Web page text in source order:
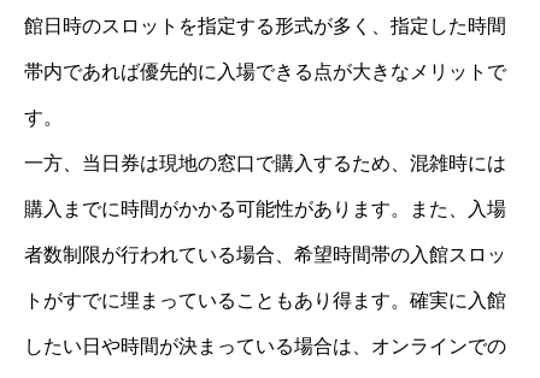
館日時のスロットを指定する形式が多く、指定した時間
帯内であれば優先的に入場できる点が大きなメリットで
す。
一方、当日券は現地の窓口で購入するため、混雑時には
購入までに時間がかかる可能性があります。また、入場
者数制限が行われている場合、希望時間帯の入館スロッ
トがすでに埋まっていることもあり得ます。確実に入館
したい日や時間が決まっている場合は、オンラインでの